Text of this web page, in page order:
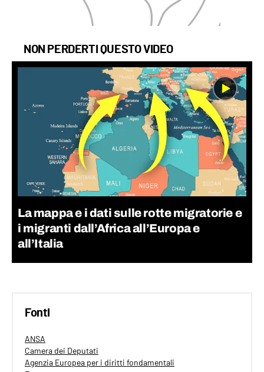
NON PERDERTI QUESTO VIDEO
La mappa e i dati sulle rotte migratorie e
i migranti dall’Africa all’Europa e
all’Italia
Fonti
ANSA
Camera dei Deputati
Agenzia Europea per i diritti fondamentali